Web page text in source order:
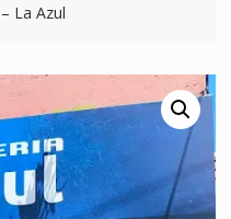
La Azul